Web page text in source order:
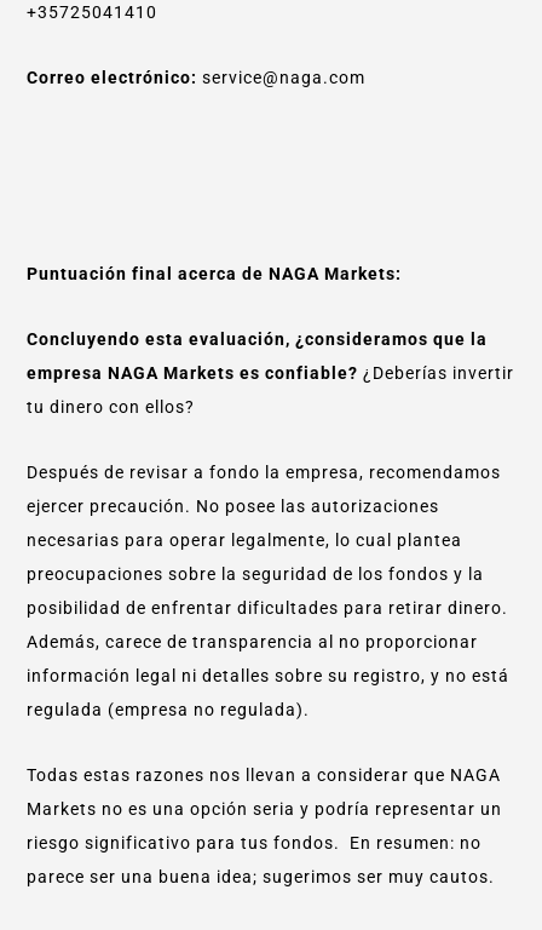
+35725041410
Correo electrónico: service@naga.com
Puntuación final acerca de NAGA Markets:
Concluyendo esta evaluación, ¿consideramos que la
empresa NAGA Markets es confiable? ¿Deberías invertir
tu dinero con ellos?
Después de revisar a fondo la empresa, recomendamos
ejercer precaución. No posee las autorizaciones
necesarias para operar legalmente, lo cual plantea
preocupaciones sobre la seguridad de los fondos y la
posibilidad de enfrentar dificultades para retirar dinero.
Además, carece de transparencia al no proporcionar
información legal ni detalles sobre su registro, y no está
regulada (empresa no regulada).
Todas estas razones nos llevan a considerar que NAGA
Markets no es una opción seria y podría representar un
riesgo significativo para tus fondos. En resumen: no
parece ser una buena idea; sugerimos ser muy cautos.